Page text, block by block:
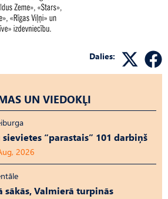
Dalies:
UN VIEDOKĻI
sievietes “parastais” 101 darbiņš
2026
sākās, Valmierā turpinās